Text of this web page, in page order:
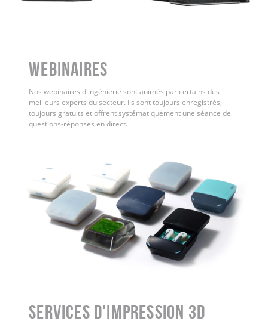
WEBINAIRES
Nos webinaires d'ingénierie sont animés par certains des
meilleurs experts du secteur. Ils sont toujours enregistrés,
toujours gratuits et offrent systématiquement une séance de
questions-réponses en direct.
Services d'impression 3D